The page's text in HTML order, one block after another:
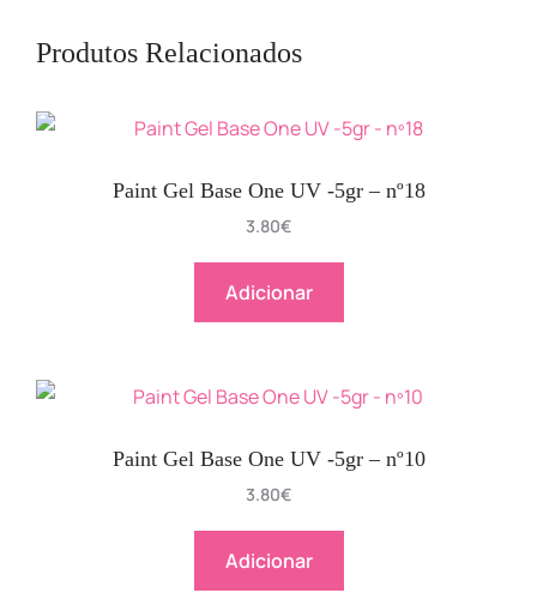
Produtos Relacionados
Paint Gel Base One UV -5gr – nº18
3.80€
Adicionar
Paint Gel Base One UV -5gr – nº10
3.80€
Adicionar